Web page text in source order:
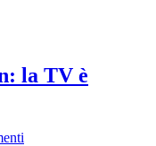
la TV è